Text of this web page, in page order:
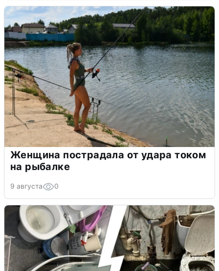
Женщина пострадала от удара током
на рыбалке
9 августа 0